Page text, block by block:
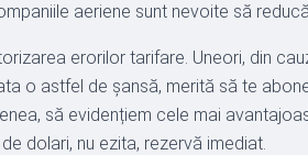
aeriene sunt nevoite să
erorilor tarifare. Uneori, din
o astfel de șansă, merită să te
să evidențiem cele mai
dolari, nu ezita, rezervă imediat.